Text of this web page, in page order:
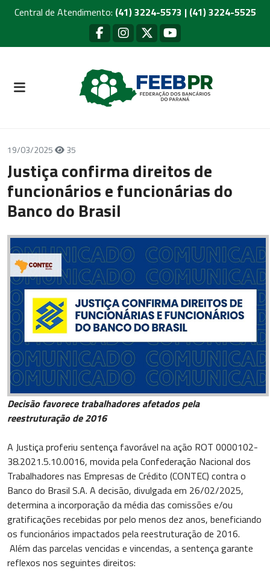
Central de Atendimento: (41) 3224-5573 | (41) 3224-5525
19/03/2025 35
Justiça confirma direitos de
funcionários e funcionárias do
Banco do Brasil
Decisão favorece trabalhadores afetados pela
reestruturação de 2016
A Justiça proferiu sentença favorável na ação ROT 0000102-
38.2021.5.10.0016, movida pela Confederação Nacional dos
Trabalhadores nas Empresas de Crédito (CONTEC) contra o
Banco do Brasil S.A. A decisão, divulgada em 26/02/2025,
determina a incorporação da média das comissões e/ou
gratificações recebidas por pelo menos dez anos, beneficiando
os funcionários impactados pela reestruturação de 2016.
Além das parcelas vencidas e vincendas, a sentença garante
reflexos nos seguintes direitos: